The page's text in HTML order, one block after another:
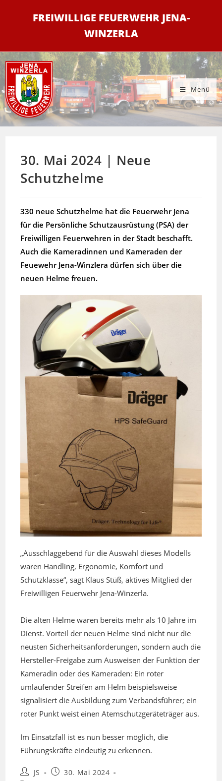
FREIWILLIGE FEUERWEHR JENA-
WINZERLA
Menü
30. Mai 2024 | Neue
Schutzhelme
330 neue Schutzhelme hat die Feuerwehr Jena
für die Persönliche Schutzausrüstung (PSA) der
Freiwilligen Feuerwehren in der Stadt beschafft.
Auch die Kameradinnen und Kameraden der
Feuewehr Jena-Winzlera dürfen sich über die
neuen Helme freuen.
„Ausschlaggebend für die Auswahl dieses Modells
waren Handling, Ergonomie, Komfort und
Schutzklasse“, sagt Klaus Stüß, aktives Mitglied der
Freiwilligen Feuerwehr Jena-Winzerla.
Die alten Helme waren bereits mehr als 10 Jahre im
Dienst. Vorteil der neuen Helme sind nicht nur die
neusten Sicherheitsanforderungen, sondern auch die
Hersteller-Freigabe zum Ausweisen der Funktion der
Kameradin oder des Kameraden: Ein roter
umlaufender Streifen am Helm beispielsweise
signalisiert die Ausbildung zum Verbandsführer; ein
roter Punkt weist einen Atemschutzgeräteträger aus.
Im Einsatzfall ist es nun besser möglich, die
Führungskräfte eindeutig zu erkennen.
Beitrags-
JS
Beitrag30. Mai 2024